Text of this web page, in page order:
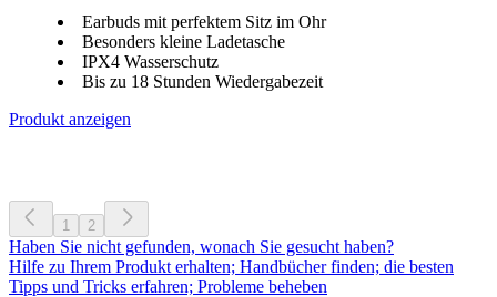
Earbuds mit perfektem Sitz im Ohr
Besonders kleine Ladetasche
IPX4 Wasserschutz
Bis zu 18 Stunden Wiedergabezeit
Produkt anzeigen
1 2
Haben Sie nicht gefunden, wonach Sie gesucht haben?
Hilfe zu Ihrem Produkt erhalten; Handbücher finden; die besten
Tipps und Tricks erfahren; Probleme beheben